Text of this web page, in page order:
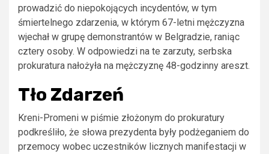
prowadzić do niepokojących incydentów, w tym
śmiertelnego zdarzenia, w którym 67-letni mężczyzna
wjechał w grupę demonstrantów w Belgradzie, raniąc
cztery osoby. W odpowiedzi na te zarzuty, serbska
prokuratura nałożyła na mężczyznę 48-godzinny areszt.
Tło Zdarzeń
Kreni-Promeni w piśmie złożonym do prokuratury
podkreśliło, że słowa prezydenta były podżeganiem do
przemocy wobec uczestników licznych manifestacji w